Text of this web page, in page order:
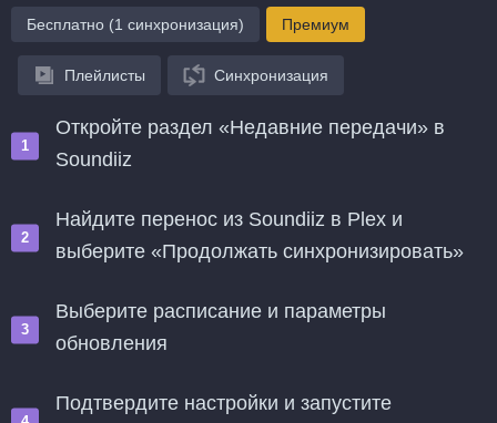
Бесплатно (1 синхронизация) Премиум
Плейлисты Синхронизация
Откройте раздел «Недавние передачи» в
Soundiiz
Найдите перенос из Soundiiz в Plex и
выберите «Продолжать синхронизировать»
Выберите расписание и параметры
обновления
Подтвердите настройки и запустите